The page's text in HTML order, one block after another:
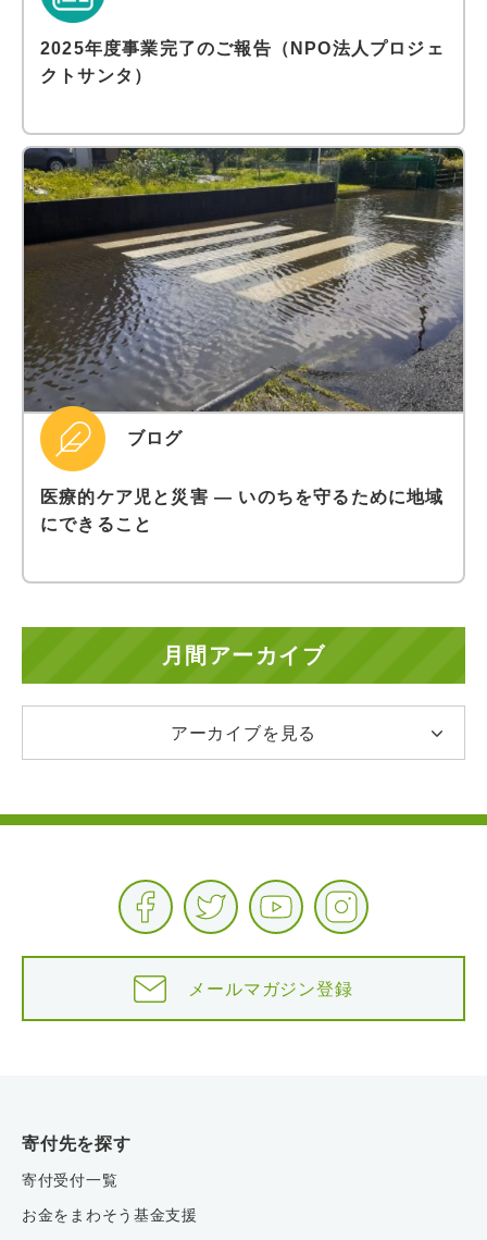
2025年度事業完了のご報告（NPO法人プロジェ
クトサンタ）
ブログ
医療的ケア児と災害 ― いのちを守るために地域
にできること
月間アーカイブ
アーカイブを見る
メールマガジン登録
寄付先を探す
寄付受付一覧
お金をまわそう基金支援